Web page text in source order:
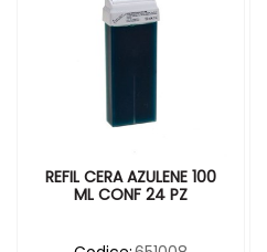
REFIL CERA AZULENE 100
ML CONF 24 PZ